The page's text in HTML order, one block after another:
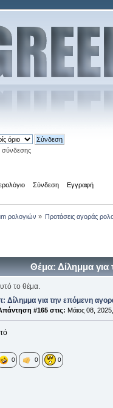
σύνδεσης
Σύνδεση Εγγραφή
ρολογιών » Προτάσεις αγοράς
Θέμα: Δίλημμα για
το θέμα.
Δίλημμα για την επόμενη
#165 στις: Μάιος 08,
0 0 0